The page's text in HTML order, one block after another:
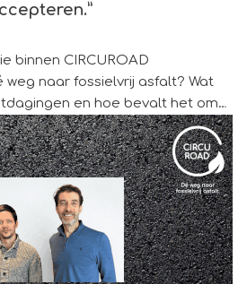
binnen CIRCUROAD
weg naar fossielvrij asfalt? Wat
en hoe bevalt het om
de hele keten? We vragen het
& Advies Wegen Alex van de
& Ontwikkeling Kevin
“Innovatie is niet zonder
om alle risico’s weg te leggen
het is ook niet terecht om alle
te leggen als je samen in een
zit. Mijn oproep aan de